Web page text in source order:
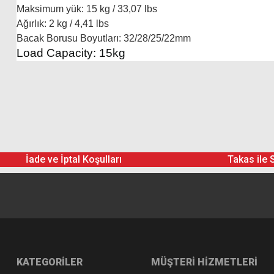
Maksimum yük: 15 kg / 33,07 lbs
Ağırlık: 2 kg / 4,41 lbs
Bacak Borusu Boyutları: 32/28/25/22mm
Load Capacity: 15kg
İade ve İptal Koşulları Takas ile
KATEGORİLER MÜŞTERİ HİZMETLERİ